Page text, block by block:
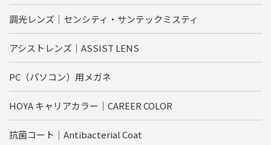
調光レンズ｜センシティ・サンテックミスティ
アシストレンズ｜ASSIST LENS
PC（パソコン）用メガネ
HOYA キャリアカラー｜CAREER COLOR
抗菌コート｜Antibacterial Coat